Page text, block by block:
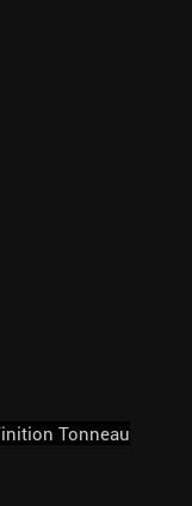
Tonneau